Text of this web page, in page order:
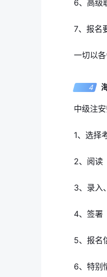
6、高级
7、报名
一切以
4
中级注
1、选择
2、阅读
3、录入
4、签署
5、报名
6、特别